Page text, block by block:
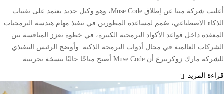
أعلنت شركة ميتا عن إطلاق Muse Code، وهو وكيل جديد يعتمد على تقنيات
الذكاء الاصطناعي، صُمم لمساعدة المطورين في تنفيذ مهام هندسة البرمجيات
المعقدة داخل قواعد الأكواد البرمجية الكبيرة، في خطوة تعزز المنافسة بين
الشركات العالمية في مجال أدوات البرمجة الذكية. وأوضح الرئيس التنفيذي
للشركة مارك زوكربيرغ أن Muse Code أصبح متاحًا حاليًا بنسخة تجريبية...
قراءة المزيد